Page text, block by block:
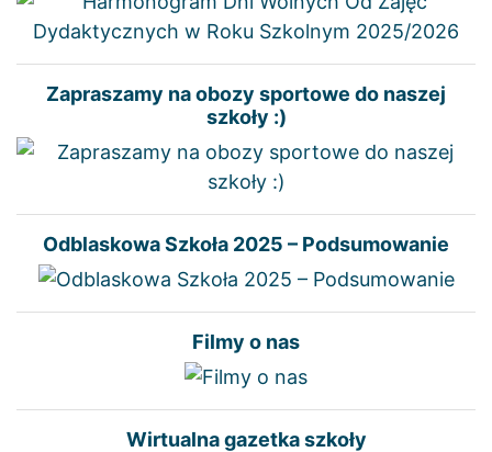
Zapraszamy na obozy sportowe do naszej
szkoły :)
Odblaskowa Szkoła 2025 – Podsumowanie
Filmy o nas
Wirtualna gazetka szkoły